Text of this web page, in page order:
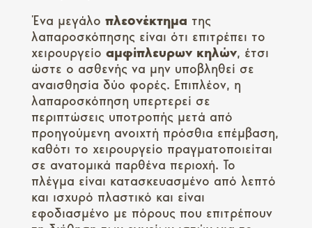
Ένα μεγάλο πλεονέκτημα της
λαπαροσκόπησης είναι ότι επιτρέπει το
χειρουργείο αμφίπλευρων κηλών, έτσι
ώστε ο ασθενής να μην υποβληθεί σε
αναισθησία δύο φορές. Επιπλέον, η
λαπαροσκόπηση υπερτερεί σε
περιπτώσεις υποτροπής μετά από
προηγούμενη ανοιχτή πρόσθια επέμβαση,
καθότι το χειρουργείο πραγματοποιείται
σε ανατομικά παρθένα περιοχή. Το
πλέγμα είναι κατασκευασμένο από λεπτό
και ισχυρό πλαστικό και είναι
εφοδιασμένο με πόρους που επιτρέπουν